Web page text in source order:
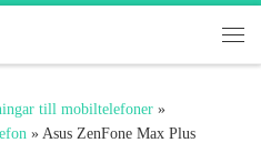
till mobiltelefoner »
»Asus ZenFone Max Plus